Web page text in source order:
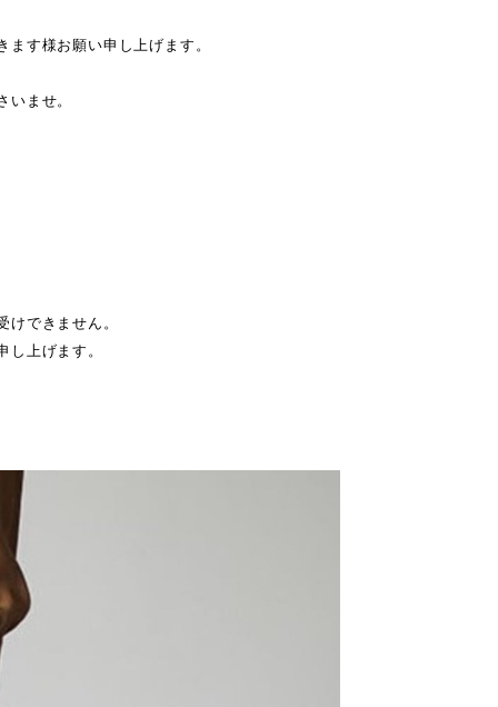
す様お願い申し上げます。
ませ。
できません。
上げます。